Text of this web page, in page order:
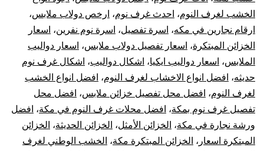
الخشب لغرف النوم، احدث غرف نوم، ارخص دولاب ملابس،
ارقام نجارين في مكه، اسرة تفصيل، اسرة نوم نفرين، اسعار
الخزائن المبتكرة، اسعار تفصيل دولاب ملابس، اسعار دواليب
الملابس، اسعار دواليب ايكيا، اشكال دواليب، اشكال غرف نوم
حديثه، افضل انواع الاخشاب لغرف النوم، افضل انواع الخشب
لغرف النوم، افضل محل تفصيل خزائن ملابس، افضل محل
تفصيل غرف نوم بمكة، افضل محلات غرف النوم في مكة، افضل
ورشة نجارة في مكة، الخزائن الأمثل، الخزائن الحديثة، الخزائن
المبتكرة اسعار ، الخزائن المبتكرة مكة، الخشب الوطني لغرف